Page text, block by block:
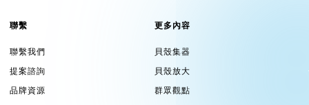
聯繫
聯繫我們
提案諮詢
品牌資源
更多內容
貝殼集器
貝殼放大
群眾觀點